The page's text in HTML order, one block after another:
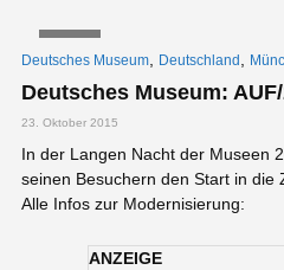
Deutsches Museum Deutschland
Deutsches Museum:
23. Oktober 2015
In der Langen Nacht der Museen
seinen Besuchern den Start in die
Alle Infos zur Modernisierung:
ANZEIGE